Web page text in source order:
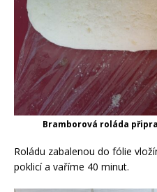
Bramborová roláda
Roládu zabalenou do fólie
poklicí a vaříme 40 minut.